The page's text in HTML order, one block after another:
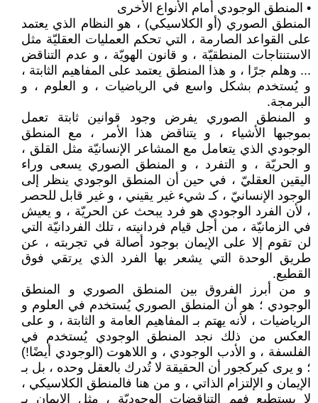
• المنطق الوجودي أمام الأنواع الأُخرى
المنطق الصوري (أو الكلاسيكي) ، هو النظام الذي يعتمد
على القواعد الصارمة ، التي تحكم العمليات العقليّة مثل
الاستنتاجات المنطقيّة ، و قانون الهويّة ، و عدم التناقض
... وهلم جرًا ، و هذا المنطق يعتمد على المفاهيم الثابتة ،
و يُستخدم بشكل واسع في الرياضيات ، و العلوم ، و
البرمجة.
و المنطق الصوري يفرض وجود قوانين ثابتة تعمل
بموجبها الأشياء ، و يتناقض هذا الأمر ، مع المنطق
الوجودي الذي يتعامل مع المشاعر الإنسانيّة مثل القلق ،
و الحريّة ، و التفرد ، و المنطق الصوري يسعى وراء
اليقين العقليّ ، في حين أن المنطق الوجودي ينظر إلى
الوجود الإنسانيّ ، كـ شيء غير يقيني ، و غير قابل للحصر
، لأن الفرد الوجودي هو فرد يبحث عن الحريّة ، و يعيش
في الزمانيّة ، من أجل قيام فردانيته ، تلك الفردانيّة التي
لن تقوم إلا على الإيمان بوجود أصالة في تجربته ، عن
طريق الوحدة التي يشعر بها الفرد الذي يرتقي فوق
القطيع.
و من أبرز الفروق بين المنطق الصوري و المنطق
الوجودي ؛ هو أن المنطق الصوري يُستخدم في العلوم و
الرياضيات ، لأنه يهتم بـ المفاهيم العامة و الثابتة ، و على
العكس من ذلك نجد المنطق الوجودي يُستخدم في
الفلسفة ، و الأدب الوجودي ، و اللاهوت (الوجودي أيضًا!)
؛ و يرى كيركجور أن الحقيقة لا تُدرك بالعقل وحده ، بل بـ
الإيمان و الإلتزام الذاتي ، و من هنا فالمنطق الكلاسيكي ،
لا يستطيع فهم التناقضات الوجوديّة ، مثل الإيمان بـ